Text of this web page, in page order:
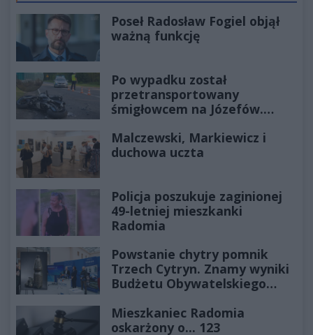
Poseł Radosław Fogiel objął
ważną funkcję
Po wypadku został
przetransportowany
śmigłowcem na Józefów.
Malczewski, Markiewicz i
duchowa uczta
Policja poszukuje zaginionej
49-letniej mieszkanki
Radomia
Powstanie chytry pomnik
Trzech Cytryn. Znamy wyniki
Budżetu Obywatelskiego
Mieszkaniec Radomia
oskarżony o... 123